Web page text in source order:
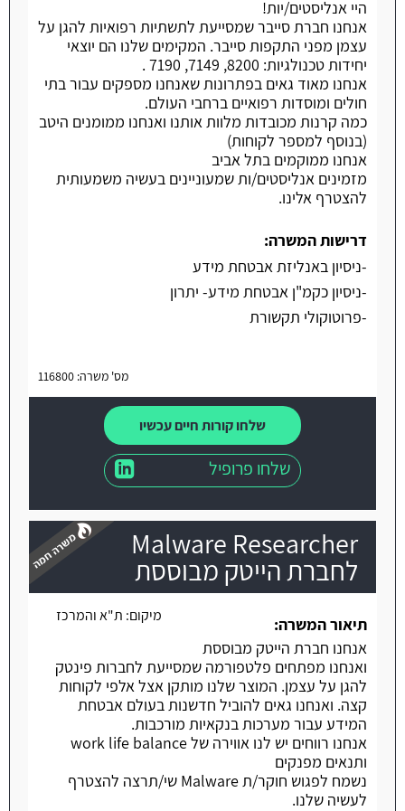
היי אנליסטים/יות!
אנחנו חברת סייבר שמסייעת לתשתיות רפואיות להגן על
עצמן מפני התקפות סייבר. המקימים שלנו הם יוצאי
יחידות טכנולגיות: 8200, 7149, 7190 .
אנחנו מאוד גאים בפתרונות שאנחנו מספקים עבור בתי
חולים ומוסדות רפואיים ברחבי העולם.
כמה קרנות מכובדות מלוות אותנו ואנחנו ממומנים היטב
(בנוסף למספר לקוחות)
אנחנו ממוקמים בתל אביב
מזמינים אנליסטים/ות שמעוניינים בעשיה משמעותית
להצטרף אלינו.
דרישות המשרה:
-ניסיון באנליזת אבטחת מידע
-ניסיון כקמ"ן אבטחת מידע- יתרון
-פרוטוקולי תקשורת
מס' משרה: 116800
שלחו קורות חיים עכשיו
שלחו פרופיל
Malware Researcher
לחברת הייטק מבוססת
משרה חמה מיקום: ת"א והמרכז
תיאור המשרה:
אנחנו חברת הייטק מבוססת
ואנחנו מפתחים פלטפורמה שמסייעת לחברות פינטק
להגן על עצמן. המוצר שלנו מותקן אצל אלפי לקוחות
קצה. ואנחנו גאים להוביל חדשנות בעולם אבטחת
המידע עבור מערכות בנקאיות מורכבות.
אנחנו רווחים יש לנו אווירה של work life balance
ותנאים מפנקים
נשמח לפגוש חוקר/ת Malware שי/תרצה להצטרף
לעשיה שלנו.